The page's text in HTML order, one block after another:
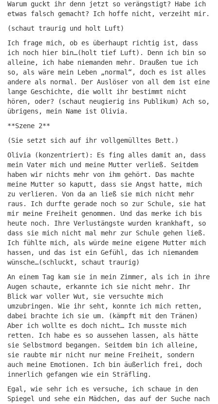
Warum guckt ihr denn jetzt so verängstigt? Habe ich
etwas falsch gemacht? Ich hoffe nicht, verzeiht mir.
(schaut traurig und holt Luft)
Ich frage mich, ob es überhaupt richtig ist, dass
ich noch hier bin…(holt tief Luft). Denn ich bin so
alleine, ich habe niemanden mehr. Draußen tue ich
so, als wäre mein Leben „normal“, doch es ist alles
andere als normal. Der Auslöser von all dem ist eine
lange Geschichte, die wollt ihr bestimmt nicht
hören, oder? (schaut neugierig ins Publikum) Ach so,
übrigens, mein Name ist Olivia.
**Szene 2**
(Sie setzt sich auf ihr vollgemülltes Bett.)
Olivia (konzentriert): Es fing alles damit an, dass
mein Vater mich und meine Mutter verließ. Seitdem
haben wir nichts mehr von ihm gehört. Das machte
meine Mutter so kaputt, dass sie Angst hatte, mich
zu verlieren. Von da an ließ sie mich nicht mehr
raus. Ich durfte gerade noch so zur Schule, sie hat
mir meine Freiheit genommen. Und das merke ich bis
heute noch. Ihre Verlustängste wurden krankhaft, so
dass sie mich nicht mal mehr zur Schule gehen ließ.
Ich fühlte mich, als würde meine eigene Mutter mich
hassen, und das ist ein Gefühl, das ich niemandem
wünsche…(schluckt, schaut traurig)
An einem Tag kam sie in mein Zimmer, als ich in ihre
Augen schaute, erkannte ich sie nicht mehr. Ihr
Blick war voller Wut, sie versuchte mich
umzubringen. Wie ihr seht, konnte ich mich retten,
dabei brachte ich sie um. (kämpft mit den Tränen)
Aber ich wollte es doch nicht… Ich musste mich
retten. Ich habe es so aussehen lassen, als hätte
sie Selbstmord begangen. Seitdem bin ich alleine,
sie raubte mir nicht nur meine Freiheit, sondern
auch meine Emotionen. Ich bin äußerlich frei, doch
innerlich gefangen wie ein Sträfling.
Egal, wie sehr ich es versuche, ich schaue in den
Spiegel und sehe ein Mädchen, das auf der Suche nach